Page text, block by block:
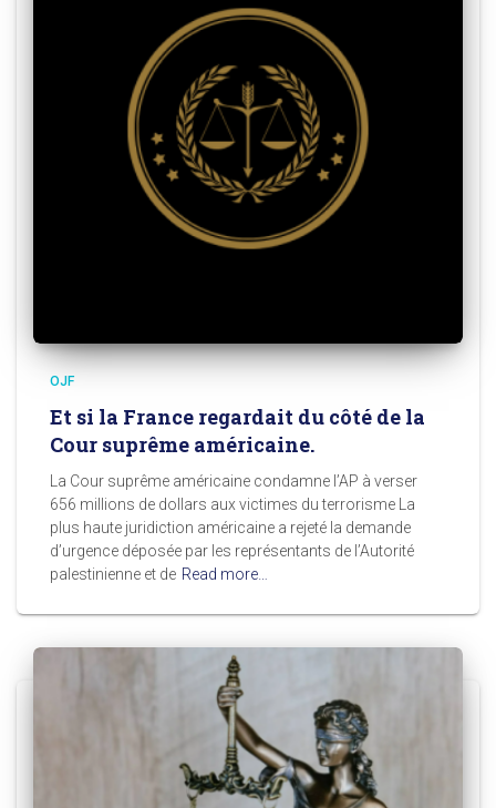
OJF
Et si la France regardait du côté de la
Cour suprême américaine.
La Cour suprême américaine condamne l’AP à verser
656 millions de dollars aux victimes du terrorisme La
plus haute juridiction américaine a rejeté la demande
d’urgence déposée par les représentants de l’Autorité
palestinienne et de Read more…